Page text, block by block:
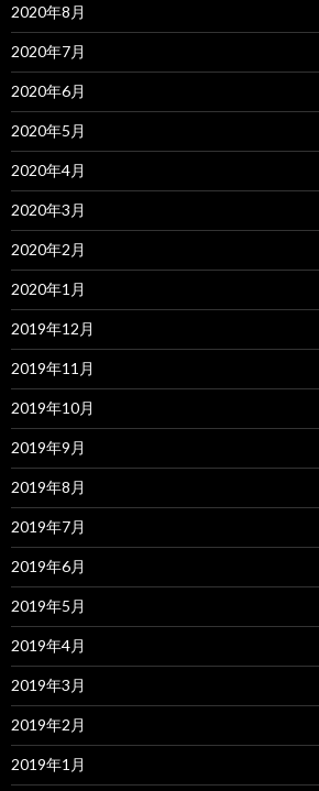
2020年8月
2020年7月
2020年6月
2020年5月
2020年4月
2020年3月
2020年2月
2020年1月
2019年12月
2019年11月
2019年10月
2019年9月
2019年8月
2019年7月
2019年6月
2019年5月
2019年4月
2019年3月
2019年2月
2019年1月